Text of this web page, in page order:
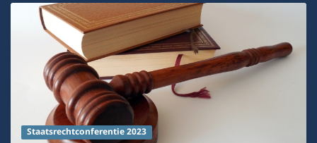
Staatsrechtconferentie 2023